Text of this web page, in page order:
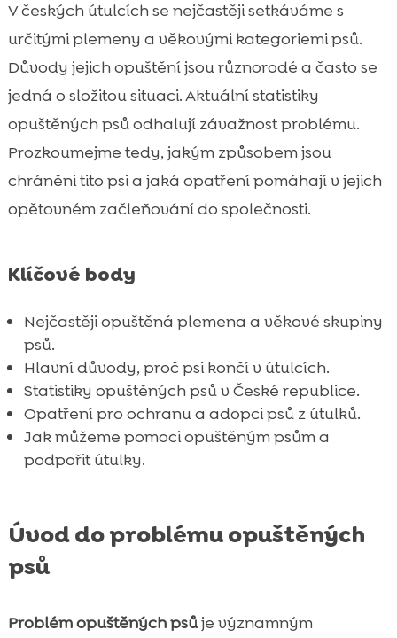
 Úvod do problému opuštěných psů
 Nejčastěji opuštěná plemena psů
 Štěňata v útulcích
 Starší psi v útulcích
 Zdravotní a chování problémy jako důvod
opuštění
Výhody psa z útulku
Vliv útulků na psy
 Role dobrovolníků v útulcích
útulků
Péče o zdraví psa z útulku
 Socializace a trénink psa z útulku
 Příběhy úspěšné adopce

Ochrana opuštěných psů během
chladných měsíců
V českých útulcích se nejčastěji setkáváme s
určitými plemeny a věkovými kategoriemi psů.
Důvody jejich opuštění jsou různorodé a často se
jedná o složitou situaci. Aktuální statistiky
opuštěných psů odhalují závažnost problému.
Prozkoumejme tedy, jakým způsobem jsou
chráněni tito psi a jaká opatření pomáhají v jejich
opětovném začleňování do společnosti.
Klíčové body
Nejčastěji opuštěná plemena a věkové skupiny
psů.
Hlavní důvody, proč psi končí v útulcích.
Statistiky opuštěných psů v České republice.
Opatření pro ochranu a adopci psů z útulků.
Jak můžeme pomoci opuštěným psům a
podpořit útulky.
Úvod do problému opuštěných
psů
Problém opuštěných psůje významným